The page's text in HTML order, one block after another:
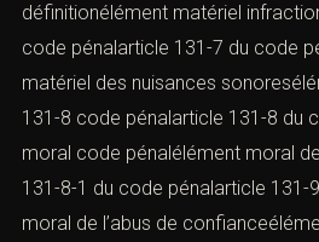
définitionélément matériel
code pénalarticle 131-7 du code
matériel des nuisances
131-8 code pénalarticle 131-8 du
moral code pénalélément moral
131-8-1 du code pénalarticle 131-
moral de l’abus de